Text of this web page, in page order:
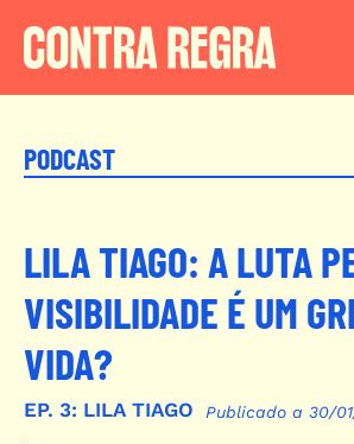
PODCAST
LILA TIAGO: A LUTA
VISIBILIDADE É UM
VIDA?
EP. 3: LILA TIAGO Publicado a 30/